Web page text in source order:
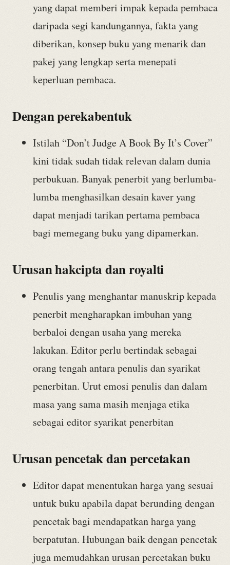
yang dapat memberi impak kepada pembaca
daripada segi kandungannya, fakta yang
diberikan, konsep buku yang menarik dan
pakej yang lengkap serta menepati
keperluan pembaca.
Dengan perekabentuk
Istilah “Don’t Judge A Book By It’s Cover”
kini tidak sudah tidak relevan dalam dunia
perbukuan. Banyak penerbit yang berlumba-
lumba menghasilkan desain kaver yang
dapat menjadi tarikan pertama pembaca
bagi memegang buku yang dipamerkan.
Urusan hakcipta dan royalti
Penulis yang menghantar manuskrip kepada
penerbit mengharapkan imbuhan yang
berbaloi dengan usaha yang mereka
lakukan. Editor perlu bertindak sebagai
orang tengah antara penulis dan syarikat
penerbitan. Urut emosi penulis dan dalam
masa yang sama masih menjaga etika
sebagai editor syarikat penerbitan
Urusan pencetak dan percetakan
Editor dapat menentukan harga yang sesuai
untuk buku apabila dapat berunding dengan
pencetak bagi mendapatkan harga yang
berpatutan. Hubungan baik dengan pencetak
juga memudahkan urusan percetakan buku